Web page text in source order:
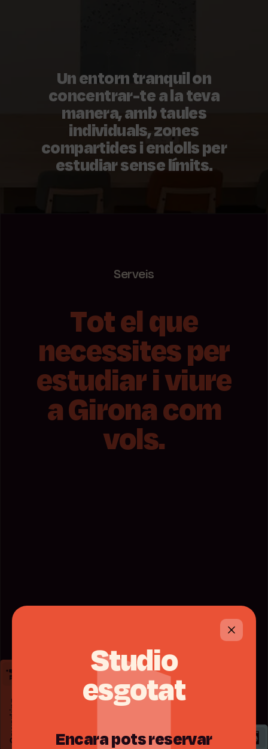
Studio
esgotat
Encarapotsreservar
Un entorn tranquil on
concentrar-te a la teva
manera, amb taules
individuals, zones
compartides i endolls per
estudiar sense límits.
Serveis
Tot el que
necessites per
estudiar i viure
a Girona com
vols.